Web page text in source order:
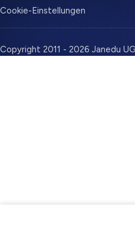
Cookie-Einstellungen
Copyright 2011 - 2026 Janedu